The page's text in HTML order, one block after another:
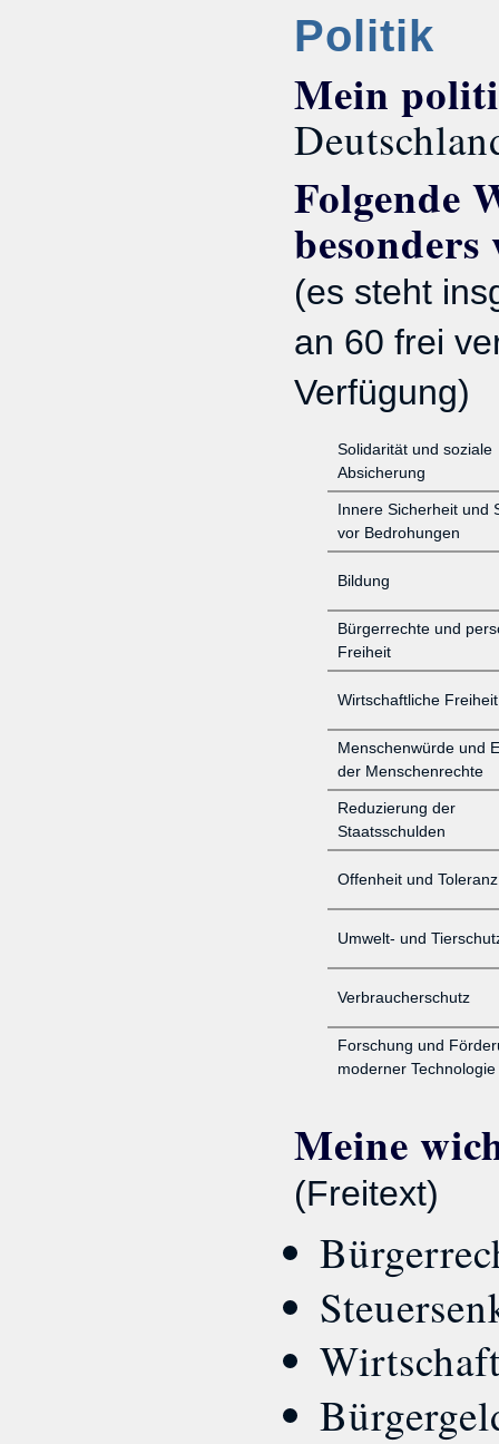
Politik
Mein
Folgende
(es steht
an 60 frei
Verfügung)
Solidarität und soziale
Absicherung
Innere Sicherheit und
vor Bedrohungen
Bildung
Bürgerrechte und
Freiheit
Wirtschaftliche Freiheit
Menschenwürde und
der Menschenrechte
Reduzierung der
Staatsschulden
Offenheit und Toleranz
Umwelt- und
Verbraucherschutz
Forschung und
moderner Technologie
Meine
(Freitext)